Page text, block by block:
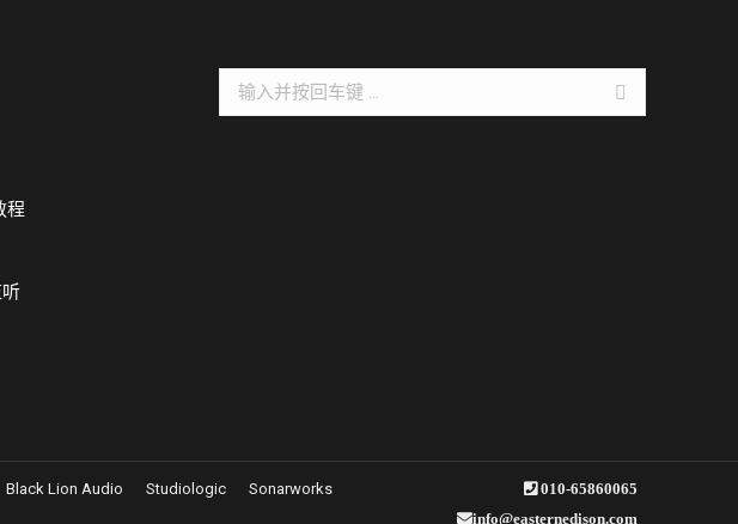
程
Search:
Black Lion Audio Studiologic
Sonarworks
010-65860065
info@easternedison.com